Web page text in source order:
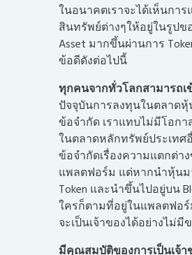
ในอนาคตเราจะได้เห็นการ
สินทรัพย์ต่างๆให้อยู่ในรูปข
Asset มากขึ้นผ่านการ
ข้อดีดังต่อไปนี้
ทุกคนจากทั่วโลกสามารถเ
ปัจจุบันการลงทุนในตลาด
ข้อจำกัด เราแทบไม่มีโอก
ในตลาดหลักทรัพย์ประเทศ
ข้อจำกัดเรื่องความแตกต่า
แพลตฟอร์ม แต่หากนำหุ้นม
Token และนำขึ้นไปอยู่บน
ใครก็ตามที่อยู่ในแพลตฟอ
จะเป็นเจ้าของได้อย่างไม่มี
มีคุณสมบัติของการเป็นเจ้า